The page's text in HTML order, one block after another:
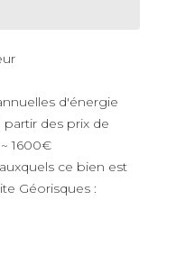
d'énergie
des prix de
1600€
ce bien est
Géorisques :